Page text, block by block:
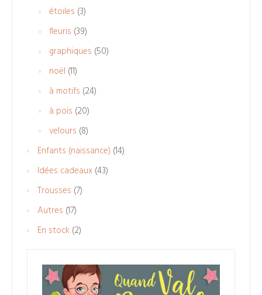
étoiles 33
produits
fleuris 3939
produits
graphiques 5050
noël 1111
produits
à motifs 2424
à pois 2020
produits
velours 88
produits
Enfants (naissance) 1414
Idées cadeaux 4343
Trousses 77
Autres 1717
produits
En stock 22